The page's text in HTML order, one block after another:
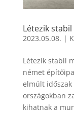
Létezik
2023.05.08. |
Létezik stabil
német
elmúlt időszak
országokban
kihatnak a